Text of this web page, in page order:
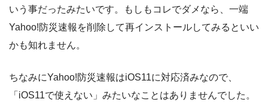
いう事だったみたいです。もしもコレでダメなら、一端
Yahoo!防災速報を削除して再インストールしてみるといい
かも知れません。
ちなみにYahoo!防災速報はiOS11に対応済みなので、
「iOS11で使えない」みたいなことはありませんでした。